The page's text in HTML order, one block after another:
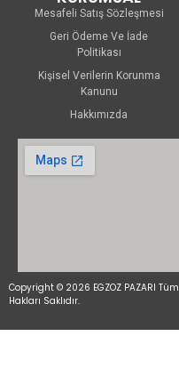
Mesafeli Satış Sözleşmesi
Geri Ödeme Ve İade
Politikası
Kişisel Verilerin Korunma
Kanunu
Hakkımızda
Copyright © 2026 EGZOZ PAZARI Tüm
Hakları Saklıdır.